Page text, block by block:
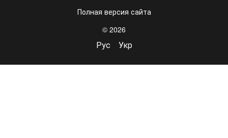
Полная версия сайта
© 2026
Рус Укр